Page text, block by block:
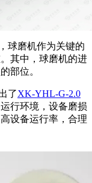
球磨机作为关键的
其中，球磨机的进
部位。
了XK-YHL-G-2.0
行环境，设备磨损
设备运行率，合理